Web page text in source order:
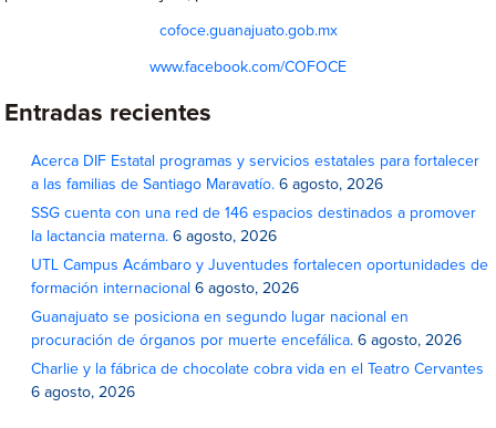
cofoce.guanajuato.gob.mx
www.facebook.com/COFOCE
Entradas recientes
Acerca DIF Estatal programas y servicios estatales para fortalecer
a las familias de Santiago Maravatío. 6 agosto, 2026
SSG cuenta con una red de 146 espacios destinados a promover
la lactancia materna. 6 agosto, 2026
UTL Campus Acámbaro y Juventudes fortalecen oportunidades de
formación internacional 6 agosto, 2026
Guanajuato se posiciona en segundo lugar nacional en
procuración de órganos por muerte encefálica. 6 agosto, 2026
Charlie y la fábrica de chocolate cobra vida en el Teatro Cervantes
6 agosto, 2026